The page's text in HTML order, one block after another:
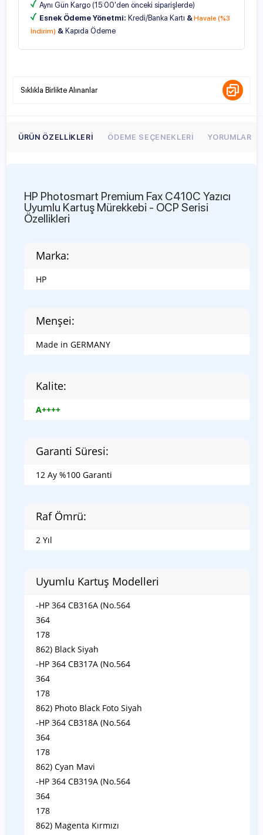
Aynı Gün Kargo (15:00'den önceki siparişlerde)
Esnek Ödeme Yönetmi: Kredi/Banka Kartı &Havale (%3
İndirim) & Kapıda Ödeme
Sıklıkla Birlikte Alınanlar
ÜRÜN ÖZELLIKLERI ÖDEME SEÇENEKLERI YORUMLAR
HP Photosmart Premium Fax C410C Yazıcı
Uyumlu Kartuş Mürekkebi - OCP Serisi
Özellikleri
Marka:
HP
Menşei:
Made in GERMANY
Kalite:
A++++
Garanti Süresi:
12 Ay %100 Garanti
Raf Ömrü:
2 Yıl
Uyumlu Kartuş Modelleri
-HP 364 CB316A (No.564
364
178
862) Black Siyah
-HP 364 CB317A (No.564
364
178
862) Photo Black Foto Siyah
-HP 364 CB318A (No.564
364
178
862) Cyan Mavi
-HP 364 CB319A (No.564
364
178
862) Magenta Kırmızı